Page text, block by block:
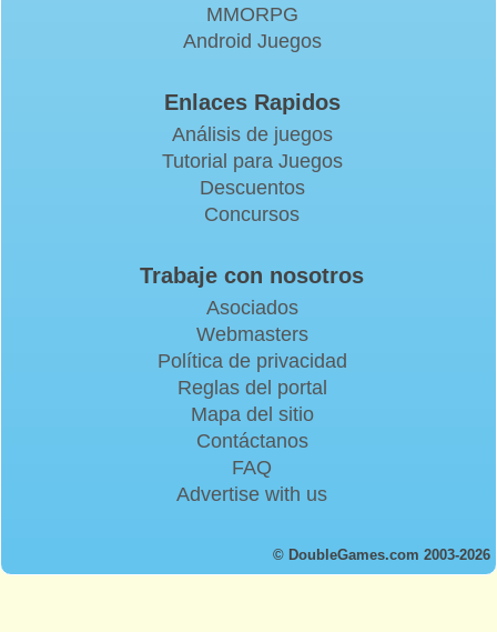
MMORPG
Android Juegos
Enlaces Rapidos
Análisis de juegos
Tutorial para Juegos
Descuentos
Concursos
Trabaje con nosotros
Asociados
Webmasters
Política de privacidad
Reglas del portal
Mapa del sitio
Contáctanos
FAQ
Advertise with us
© DoubleGames.com 2003-2026